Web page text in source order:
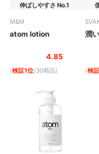
伸ばしやすさ No.1
M&M
atom lotion
4.85
(検証1位/30商品)
潤
(検